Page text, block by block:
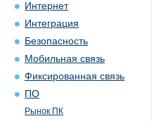
Интернет
Интеграция
Безопасность
Мобильная связь
Фиксированная связь
ПО
Рынок ПК